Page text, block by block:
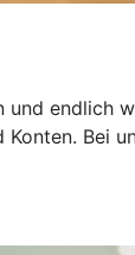
endlich
Bei